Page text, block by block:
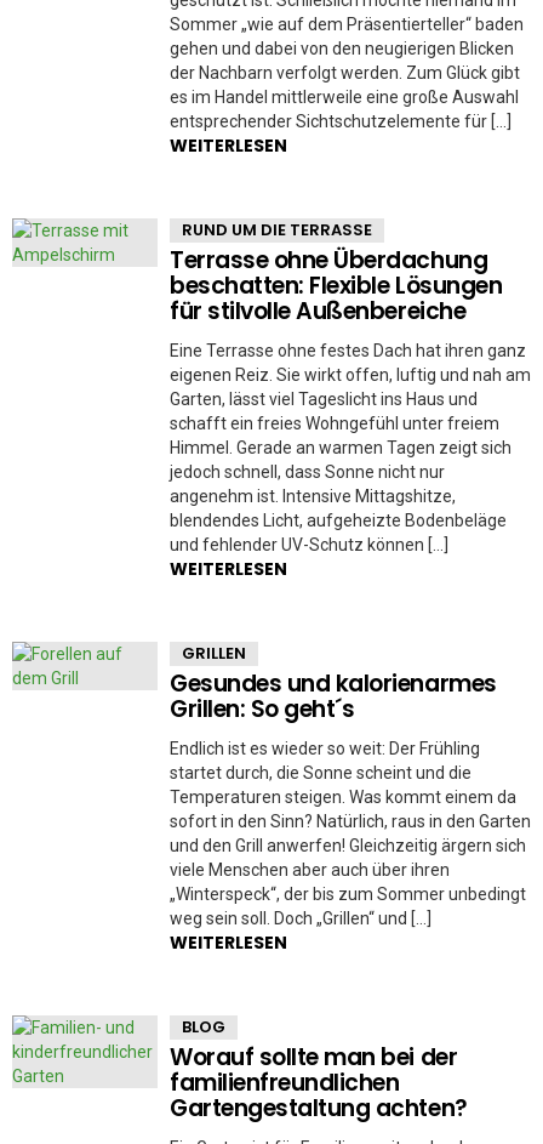
Sommer „wie auf dem Präsentierteller“ baden
gehen und dabei von den neugierigen Blicken
der Nachbarn verfolgt werden. Zum Glück gibt
es im Handel mittlerweile eine große Auswahl
entsprechender Sichtschutzelemente für […]
WEITERLESEN
RUND UM DIE TERRASSE
Terrasse ohne Überdachung
beschatten: Flexible Lösungen
für stilvolle Außenbereiche
Eine Terrasse ohne festes Dach hat ihren ganz
eigenen Reiz. Sie wirkt offen, luftig und nah am
Garten, lässt viel Tageslicht ins Haus und
schafft ein freies Wohngefühl unter freiem
Himmel. Gerade an warmen Tagen zeigt sich
jedoch schnell, dass Sonne nicht nur
angenehm ist. Intensive Mittagshitze,
blendendes Licht, aufgeheizte Bodenbeläge
und fehlender UV-Schutz können […]
WEITERLESEN
GRILLEN
Gesundes und kalorienarmes
Grillen: So geht´s
Endlich ist es wieder so weit: Der Frühling
startet durch, die Sonne scheint und die
Temperaturen steigen. Was kommt einem da
sofort in den Sinn? Natürlich, raus in den Garten
und den Grill anwerfen! Gleichzeitig ärgern sich
viele Menschen aber auch über ihren
„Winterspeck“, der bis zum Sommer unbedingt
weg sein soll. Doch „Grillen“ und […]
WEITERLESEN
BLOG
Worauf sollte man bei der
familienfreundlichen
Gartengestaltung achten?